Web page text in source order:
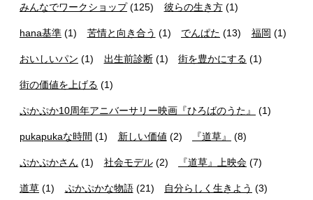
みんなでワークショップ(125) 彼らの生き方(1)
hana基準 (1) 苦情と向き合う (1) でんぱた (13) 福岡 (1)
おいしいパン (1) 出生前診断(1) 街を豊かにする (1)
街の価値を上げる (1)
ぷかぷか10周年アニバーサリー映画『ひろばのうた』 (1)
pukapukaな時間 (1) 新しい価値 (2) 『道草』 (8)
ぷかぷかさん (1) 社会モデル(2) 『道草』上映会 (7)
道草 (1) ぷかぷかな物語(21) 自分らしく生きよう (3)